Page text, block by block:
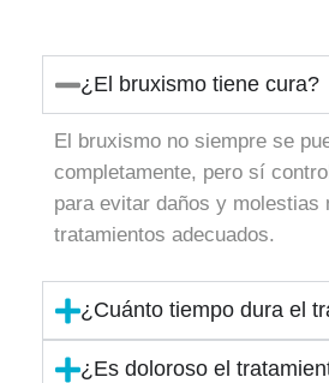
¿El bruxismo tiene cura?
El bruxismo no siempre se
completamente, pero sí
para evitar daños y molestias
tratamientos adecuados.
¿Cuánto tiempo dura el
¿Es doloroso el